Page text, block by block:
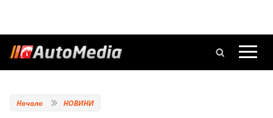
Начало НОВИНИ